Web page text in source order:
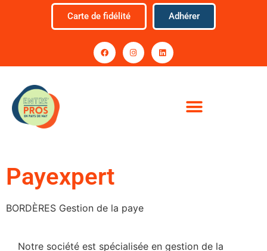
Carte de fidélité Adhérer
Payexpert
BORDÈRES Gestion de la paye
Notre société est spécialisée en gestion de la